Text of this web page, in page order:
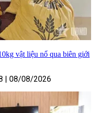
vật liệu nổ qua biên giới
08/08/2026